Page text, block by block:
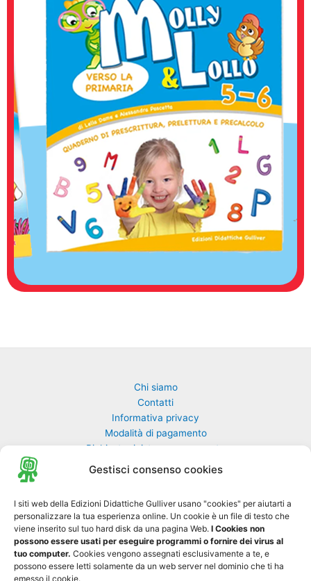
Gestisci consenso cookies
I siti web della Edizioni Didattiche Gulliver usano "cookies" per aiutarti a
personalizzare la tua esperienza online. Un cookie è un file di testo che
viene inserito sul tuo hard disk da una pagina Web. I Cookies non
possono essere usati per eseguire programmi o fornire dei virus al
tuo computer. Cookies vengono assegnati esclusivamente a te, e
possono essere letti solamente da un web server nel dominio che ti ha
emesso il cookie.
Chi siamo
Contatti
Informativa privacy
Modalità di pagamento
Richiesta rivista non pervenuta
Richiedi una classe di GulliverEdu
Nuovo Gulliver News
Progetto Tre-sei